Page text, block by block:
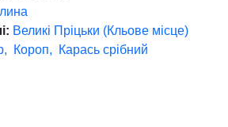
Великі Пріцьки (Кльове місце)
Короп Карась срібний